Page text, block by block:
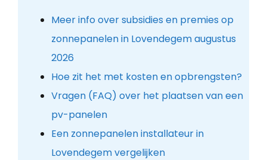
Meer info over subsidies en premies op
zonnepanelen in Lovendegem augustus
2026
Hoe zit het met kosten en opbrengsten?
Vragen (FAQ) over het plaatsen van een
pv-panelen
Een zonnepanelen installateur in
Lovendegem vergelijken